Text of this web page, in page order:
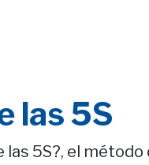
las 5S
las 5S?, el